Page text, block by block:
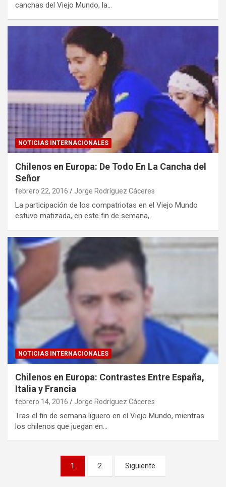
canchas del Viejo Mundo, la…
NOTICIAS INTERNACIONALES
Chilenos en Europa: De Todo En La Cancha del
Señor
febrero 22, 2016 Jorge Rodríguez Cáceres
La participación de los compatriotas en el Viejo Mundo
estuvo matizada, en este fin de semana,…
NOTICIAS INTERNACIONALES
Chilenos en Europa: Contrastes Entre España,
Italia y Francia
febrero 14, 2016 Jorge Rodríguez Cáceres
Tras el fin de semana liguero en el Viejo Mundo, mientras
los chilenos que juegan en…
1 2 Siguiente